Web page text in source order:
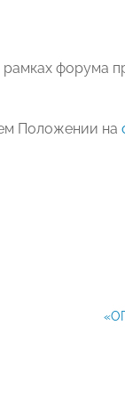
форума
Положении на